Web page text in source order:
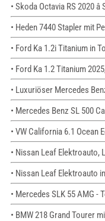
• Skoda Octavia RS 2020
• Heden 7440 Stapler mit
• Ford Ka 1.2i Titanium in
• Ford Ka 1.2 Titanium
• Luxuriöser Mercedes
• Mercedes Benz SL 500
• VW California 6.1 Ocean
• Nissan Leaf Elektroauto,
• Nissan Leaf Elektroauto
• Mercedes SLK 55 AMG -
• BMW 218 Grand Tourer